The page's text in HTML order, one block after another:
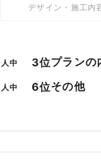
デザイン・施工内
中 3位プランの
中 6位その他